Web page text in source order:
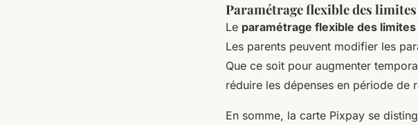
Paramétrage flexible des limites
Le paramétrage flexible des
Les parents peuvent modifier les
Que ce soit pour augmenter
réduire les dépenses en période de
En somme, la carte Pixpay se